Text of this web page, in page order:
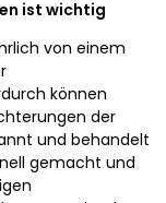
ist wichtig
von einem
können
der
und behandelt
gemacht und